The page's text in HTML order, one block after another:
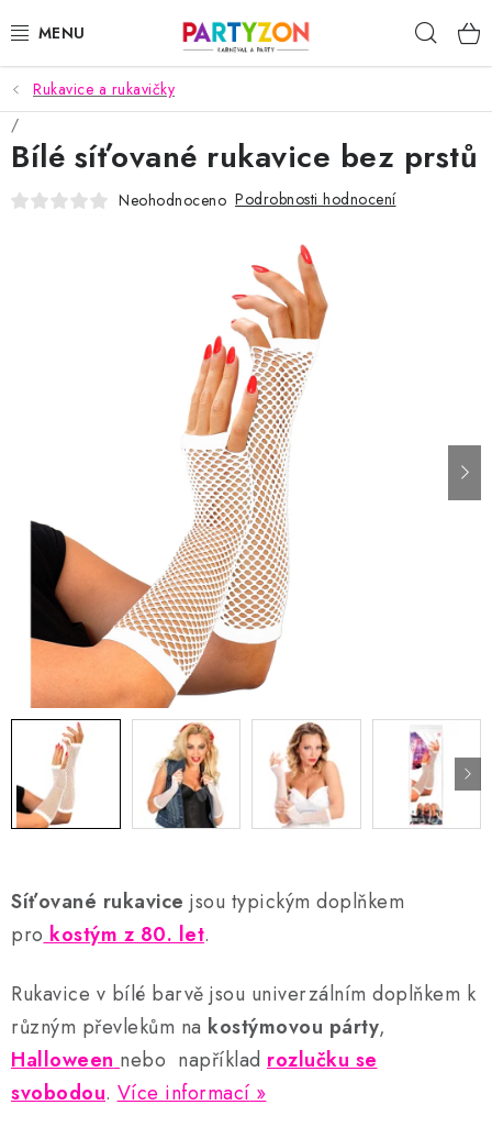
na
KARNEVALOVÉ MASKY
KARNEVALOVÉ KOSTÝMY
DOPLŇKY NA KARNEVAL
Náš příběh Nejčastější otázky a odpovědi
Doprava a poštovné
Vrácení a reklamace
Obchodní podmínky
Podmínky ochrany osobních údajů
Rukavice a rukavičky
Síťované rukavice jsou typickým doplňkem
pro kostým z 80. let.
Rukavice v bílé barvě jsou univerzálním doplňkem k
různým převlekům na kostýmovou párty,
Halloween nebo například rozlučku se
svobodou. Více informací
Bílé síťované rukavice bez prstů
Neohodnoceno Podrobnosti hodnocení